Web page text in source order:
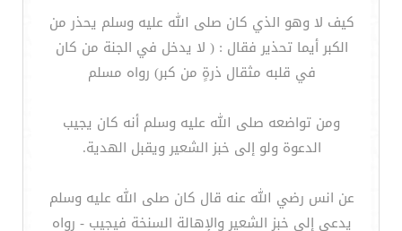
كيف لا وهو الذي كان صلى الله عليه وسلم يحذر من
الكبر أيما تحذير فقال : ( لا يدخل في الجنة من كان
في قلبه مثقال ذرةٍ من كبر) رواه مسلم
ومن تواضعه صلى الله عليه وسلم أنه كان يجيب
الدعوة ولو إلى خبز الشعير ويقبل الهدية.
عن انس رضي الله عنه قال كان صلى الله عليه وسلم
يدعى إلى خبز الشعير والإهالة السنخة فيجيب - رواه